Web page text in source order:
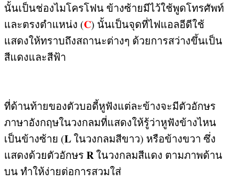
นั้นเป็นช่องไมโครโฟน ข้างซ้ายมีไว้ใช้พูดโทรศัพท์
และตรงตำแหน่ง (C) นั้นเป็นจุดที่ไฟแอลอีดีใช้
แสดงให้ทราบถึงสถานะต่างๆ ด้วยการสว่างขึ้นเป็น
สีแดงและสีฟ้า
ที่ด้านท้ายของตัวบอดี้หูฟังแต่ละข้างจะมีตัวอักษร
ภาษาอังกฤษในวงกลมที่แสดงให้รู้ว่าหูฟังข้างไหน
เป็นข้างซ้าย (Lในวงกลมสีขาว) หรือข้างขวา ซึ่ง
แสดงด้วยตัวอักษร Rในวงกลมสีแดง ตามภาพด้าน
บน ทำให้ง่ายต่อการสวมใส่